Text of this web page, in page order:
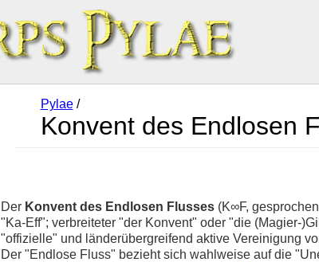
Pylae/
Konvent des Endlosen
Der Konvent des Endlosen Flusses(K∞F,
"Ka-Eff"; verbreiteter "der Konvent" oder "die (Magier-
"offizielle" und länderübergreifend aktive Vereinigung
Der "Endlose Fluss" bezieht sich wahlweise auf die